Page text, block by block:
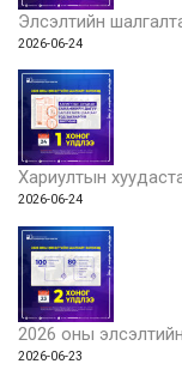
Элсэлтийн
2026-06-24
Хариултын
2026-06-24
2026 оны
2026-06-23